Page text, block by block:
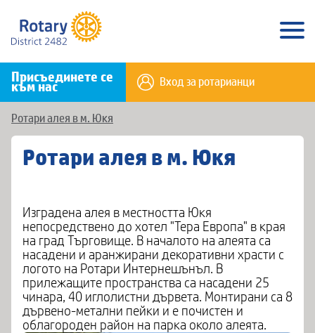
Присъединете се
към нас Вход за ротарианци
Ротари алея в м. Юкя
Ротари алея в м. Юкя
Изградена алея в местността Юкя
непосредствено до хотел "Тера Европа" в края
на град Търговище. В началото на алеята са
насадени и аранжирани декоративни храсти с
логото на Ротари Интернешънъл. В
прилежащите пространства са насадени 25
чинара, 40 иглолистни дървета. Монтирани са 8
дървено-метални пейки и е почистен и
облагороден район на парка около алеята.